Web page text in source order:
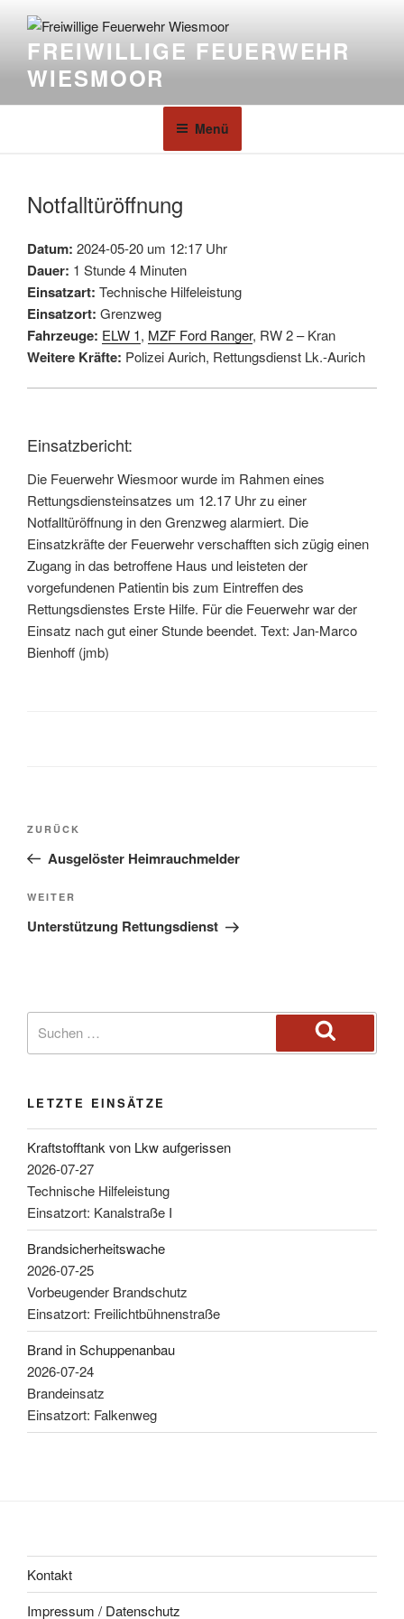
FREIWILLIGE FEUERWEHR
WIESMOOR
Menü
Notfalltüröffnung
Datum: 2024-05-20 um 12:17 Uhr
Dauer: 1 Stunde 4 Minuten
Einsatzart: Technische Hilfeleistung
Einsatzort: Grenzweg
Fahrzeuge: ELW 1, MZF Ford Ranger, RW 2 – Kran
Weitere Kräfte: Polizei Aurich, Rettungsdienst Lk.-Aurich
Einsatzbericht:
Die Feuerwehr Wiesmoor wurde im Rahmen eines
Rettungsdiensteinsatzes um 12.17 Uhr zu einer
Notfalltüröffnung in den Grenzweg alarmiert. Die
Einsatzkräfte der Feuerwehr verschafften sich zügig einen
Zugang in das betroffene Haus und leisteten der
vorgefundenen Patientin bis zum Eintreffen des
Rettungsdienstes Erste Hilfe. Für die Feuerwehr war der
Einsatz nach gut einer Stunde beendet. Text: Jan-Marco
Bienhoff (jmb)
ZURÜCK
Ausgelöster Heimrauchmelder
WEITER
Unterstützung Rettungsdienst
LETZTE EINSÄTZE
Kraftstofftank von Lkw aufgerissen
2026-07-27
Technische Hilfeleistung
Einsatzort: Kanalstraße I
Brandsicherheitswache
2026-07-25
Vorbeugender Brandschutz
Einsatzort: Freilichtbühnenstraße
Brand in Schuppenanbau
2026-07-24
Brandeinsatz
Einsatzort: Falkenweg
Kontakt
Impressum / Datenschutz